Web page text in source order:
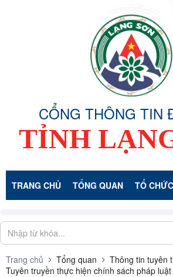
CỔNG THÔNG TIN
TỈNH
TRANG CHỦ TỔNG QUAN TỔ
Trang chủ Tổng quan
Thông tin tuyên
Tuyên truyền thực hiện chính sách pháp luật